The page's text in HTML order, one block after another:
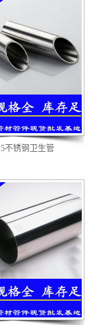
不锈钢卫生管